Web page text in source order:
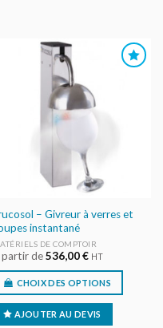
AU DEVIS
– Givreur à verres et
instantané
DE COMPTOIR
partir de536,00€ HT
CHOIX DES OPTIONS
AJOUTER AU DEVIS